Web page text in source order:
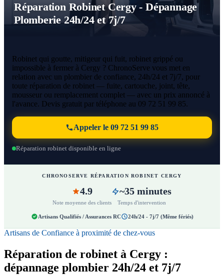
Réparation Robinet Cergy - Dépannage
Plomberie 24h/24 et 7j/7
Robinet qui goutte, mitigeur qui fuit, robinet grippé ou
impossible à fermer à Cergy ? ChronoServe vous met en
relation avec un plombier de confiance, 24h/24 et 7j/7, pour
toute réparation de robinet — fuite, cartouche, joint, tête,
mousseur ou remplacement complet — avec un prix annoncé à
l'avance. Devis gratuit par téléphone au 09 72 51 99 85.
Appeler le 09 72 51 99 85
Réparation robinet disponible en ligne
CHRONOSERVE RÉPARATION ROBINET CERGY
4.9
Note moyenne des clients
~35 minutes
Temps d'intervention
Artisans Qualifiés / Assurances RC 24h/24 - 7j/7 (Même fériés)
Artisans de Confiance à proximité de chez-vous
Réparation de robinet à Cergy :
dépannage plombier 24h/24 et 7j/7